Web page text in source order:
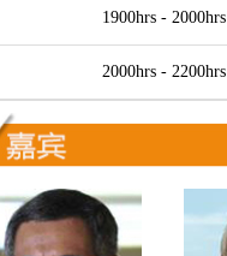
1900hrs - 2000hrs
2000hrs - 2200hrs